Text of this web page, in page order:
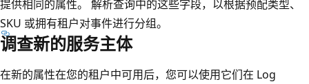
提供相同的属性。 解析查询中的这些字段，以根据预配类型、
SKU 或拥有租户对事件进行分组。
调查新的服务主体
在新的属性在您的租户中可用后，您可以使用它们在 Log